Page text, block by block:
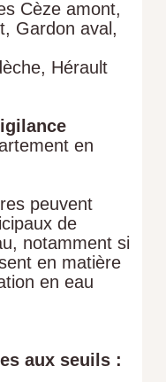
Cèze amont,
Gardon aval,
Hérault
en
peuvent
de
notamment si
en matière
en eau
aux seuils :